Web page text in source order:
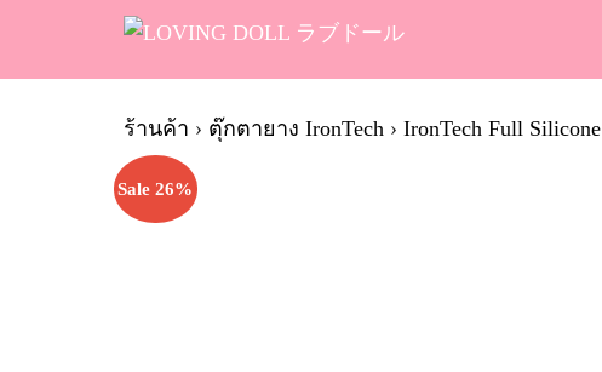
content
for:
ร้านค้า › ตุ๊กตายาง IronTech › IronTech Full Silicone
Sale 26%